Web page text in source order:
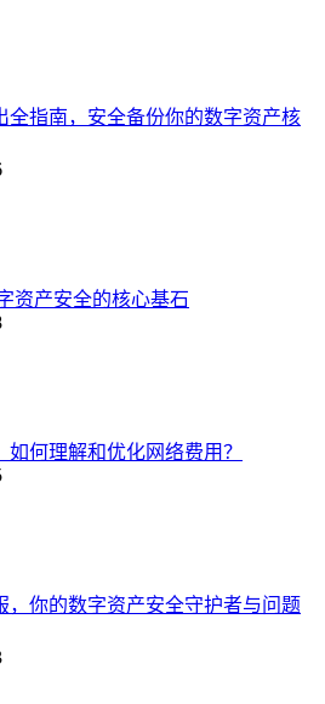
全指南，安全备份你的数字资产核
资产安全的核心基石
如何理解和优化网络费用？
，你的数字资产安全守护者与问题